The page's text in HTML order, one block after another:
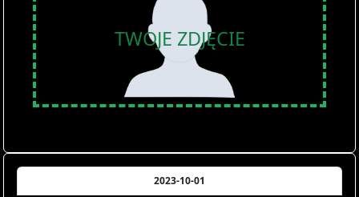
TWOJE ZDJĘCIE
2023-10-01